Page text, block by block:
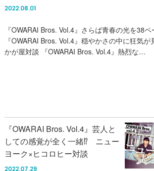
2022.08.01
『OWARAI Bros. Vol.4』さらば青春の光を38
『OWARAI Bros. Vol.4』穏やかさの中に狂気
かが屋対談 『OWARAI Bros. Vol.4』熱烈な…
『OWARAI Bros. Vol.4』芸人と
しての感覚が全く一緒⁉︎ ニュー
ヨーク×ヒコロヒー対談
2022.07.29